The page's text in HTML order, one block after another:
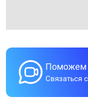
Поможем
Связаться